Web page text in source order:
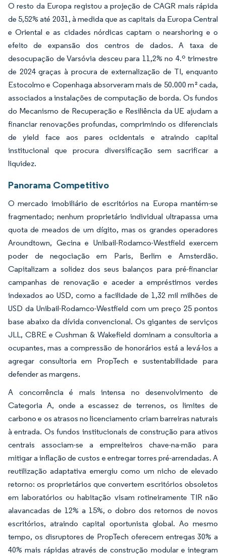
O resto da Europa registou a projeção de CAGR mais rápida
de 5,52% até 2031, à medida que as capitais da Europa Central
e Oriental e as cidades nórdicas captam o nearshoring e o
efeito de expansão dos centros de dados. A taxa de
desocupação de Varsóvia desceu para 11,2% no 4.º trimestre
de 2024 graças à procura de externalização de TI, enquanto
Estocolmo e Copenhaga absorveram mais de 50.000 m² cada,
associados a instalações de computação de borda. Os fundos
do Mecanismo de Recuperação e Resiliência da UE ajudam a
financiar renovações profundas, comprimindo os diferenciais
de yield face aos pares ocidentais e atraindo capital
institucional que procura diversificação sem sacrificar a
liquidez.
Panorama Competitivo
O mercado imobiliário de escritórios na Europa mantém-se
fragmentado; nenhum proprietário individual ultrapassa uma
quota de meados de um dígito, mas os grandes operadores
Aroundtown, Gecina e Unibail-Rodamco-Westfield exercem
poder de negociação em Paris, Berlim e Amsterdão.
Capitalizam a solidez dos seus balanços para pré-financiar
campanhas de renovação e aceder a empréstimos verdes
indexados ao USD, como a facilidade de 1,32 mil milhões de
USD da Unibail-Rodamco-Westfield com um preço 25 pontos
base abaixo da dívida convencional. Os gigantes de serviços
JLL, CBRE e Cushman & Wakefield dominam a consultoria a
ocupantes, mas a compressão de honorários está a levá-los a
agregar consultoria em PropTech e sustentabilidade para
defender as margens.
A concorrência é mais intensa no desenvolvimento de
Categoria A, onde a escassez de terrenos, os limites de
carbono e os atrasos no licenciamento criam barreiras naturais
à entrada. Os fundos institucionais de construção para ativos
centrais associam-se a empreiteiros chave-na-mão para
mitigar a inflação de custos e entregar torres pré-arrendadas. A
reutilização adaptativa emergiu como um nicho de elevado
retorno: os proprietários que convertem escritórios obsoletos
em laboratórios ou habitação visam rotineiramente TIR não
alavancadas de 12% a 15%, o dobro dos retornos de novos
escritórios, atraindo capital oportunista global. Ao mesmo
tempo, os disruptores de PropTech oferecem entregas 30% a
40% mais rápidas através de construção modular e integram